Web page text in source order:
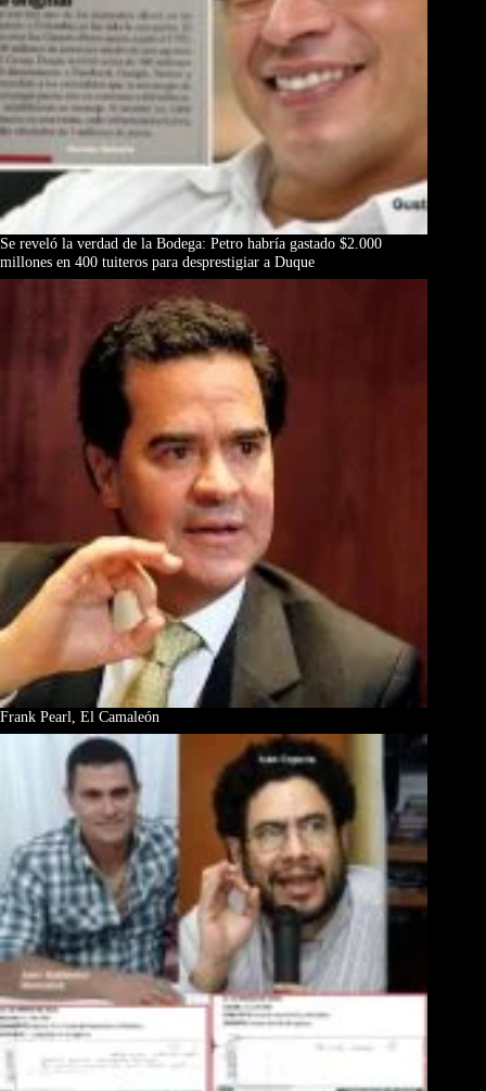
Se reveló la verdad de la Bodega: Petro habría gastado $2.000
millones en 400 tuiteros para desprestigiar a Duque
Frank Pearl, El Camaleón